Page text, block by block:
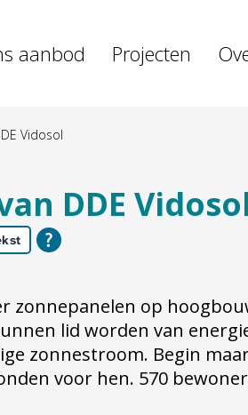
aanbod Projecten
Vidosol
DDE
zonnepanelen op
lid worden van
zonnestroom. Begin
voor hen. 570